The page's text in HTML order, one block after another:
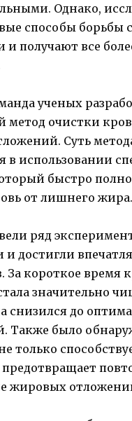
Однако,
способы борьбы
и получают все
ученых
метод очистки
Суть
в использовании
быстро
от лишнего жира.
ряд
достигли
За короткое время
значительно
снизился до
Также было
только
жировых